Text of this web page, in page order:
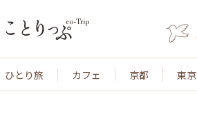
ひとり旅 カフェ 京都 東京